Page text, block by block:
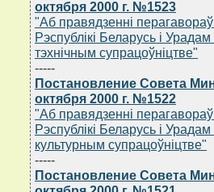
октября 2000 г. №1523
"Аб правядзеннi
Рэспублiкi Беларусь i
тэхнiчным супрацоўнiцтве"
-----
Постановление Совета
октября 2000 г. №1522
"Аб правядзеннi
Рэспублiкi Беларусь i
культурным супрацоўнiцтве"
-----
Постановление Совета